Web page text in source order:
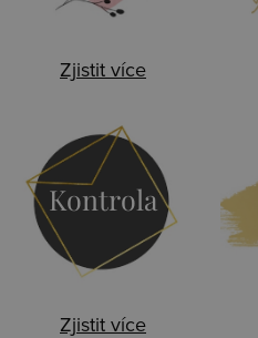
Zjistit více
Kontrola
Zjistit více